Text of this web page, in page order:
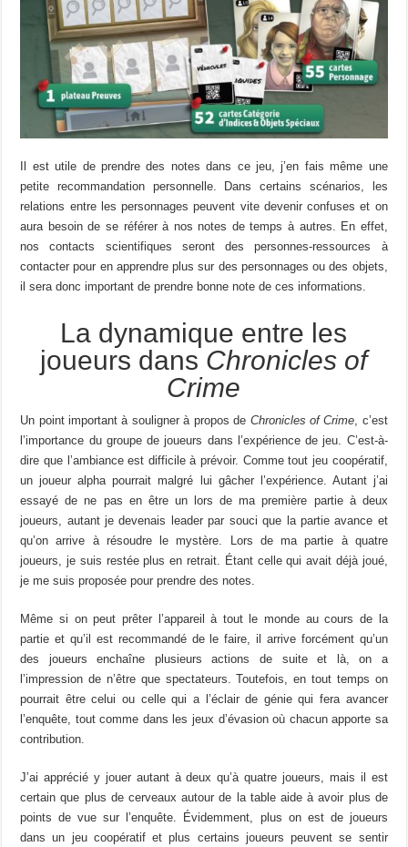
Il est utile de prendre des notes dans ce jeu, j’en fais même une
petite recommandation personnelle. Dans certains scénarios, les
relations entre les personnages peuvent vite devenir confuses et on
aura besoin de se référer à nos notes de temps à autres. En effet,
nos contacts scientifiques seront des personnes-ressources à
contacter pour en apprendre plus sur des personnages ou des objets,
il sera donc important de prendre bonne note de ces informations.
La dynamique entre les
joueurs dans Chronicles of
Crime
Un point important à souligner à propos de Chronicles of Crime, c’est
l’importance du groupe de joueurs dans l’expérience de jeu. C’est-à-
dire que l’ambiance est difficile à prévoir. Comme tout jeu coopératif,
un joueur alpha pourrait malgré lui gâcher l’expérience. Autant j’ai
essayé de ne pas en être un lors de ma première partie à deux
joueurs, autant je devenais leader par souci que la partie avance et
qu’on arrive à résoudre le mystère. Lors de ma partie à quatre
joueurs, je suis restée plus en retrait. Étant celle qui avait déjà joué,
je me suis proposée pour prendre des notes.
Même si on peut prêter l’appareil à tout le monde au cours de la
partie et qu’il est recommandé de le faire, il arrive forcément qu’un
des joueurs enchaîne plusieurs actions de suite et là, on a
l’impression de n’être que spectateurs. Toutefois, en tout temps on
pourrait être celui ou celle qui a l’éclair de génie qui fera avancer
l’enquête, tout comme dans les jeux d’évasion où chacun apporte sa
contribution.
J’ai apprécié y jouer autant à deux qu’à quatre joueurs, mais il est
certain que plus de cerveaux autour de la table aide à avoir plus de
points de vue sur l’enquête. Évidemment, plus on est de joueurs
dans un jeu coopératif et plus certains joueurs peuvent se sentir